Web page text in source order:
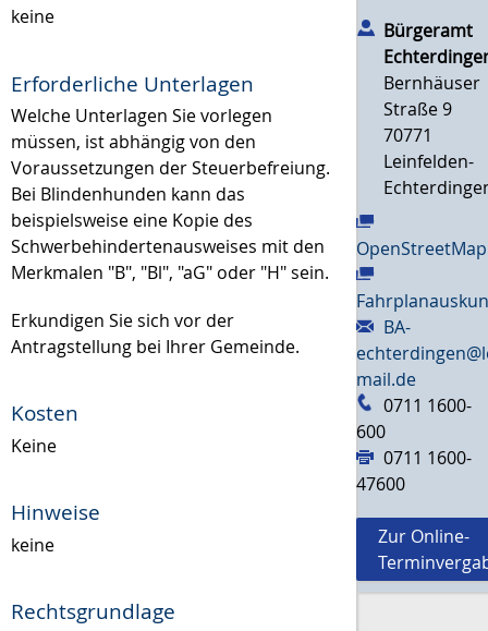
keine
Erforderliche Unterlagen
Welche Unterlagen Sie vorlegen
müssen, ist abhängig von den
Voraussetzungen der Steuerbefreiung.
Bei Blindenhunden kann das
beispielsweise eine Kopie des
Schwerbehindertenausweises mit den
Merkmalen "B", "Bl", "aG" oder "H" sein.
Erkundigen Sie sich vor der
Antragstellung bei Ihrer Gemeinde.
Kosten
Keine
Hinweise
keine
Rechtsgrundlage
Bürgeramt
Bernhäuser
Straße 9
70771
Leinfelden-
OpenStreetMap
BA-
mail.de
0711 1600-
600
0711 1600-
47600
Zur Online-